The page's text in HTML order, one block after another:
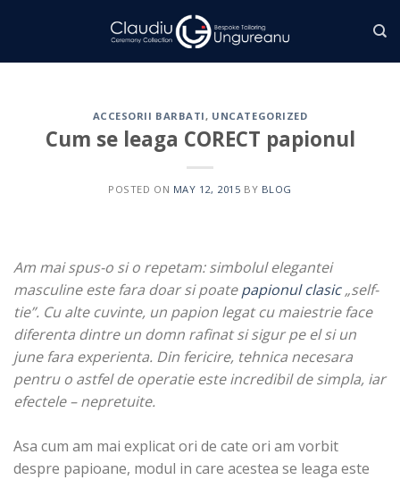
ACCESORII BARBATI, UNCATEGORIZED
Cum se leaga CORECT papionul
POSTED ON MAY 12, 2015 BY BLOG
Am mai spus-o si o repetam: simbolul elegantei
masculine este fara doar si poatepapionul clasic„self-
tie”. Cu alte cuvinte, un papion legat cu maiestrie face
diferenta dintre un domn rafinat si sigur pe el si un
june fara experienta. Din fericire, tehnica necesara
pentru o astfel de operatie este incredibil de simpla, iar
efectele – nepretuite.
Asa cum am mai explicat ori de cate ori am vorbit
despre papioane, modul in care acestea se leaga este